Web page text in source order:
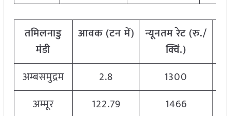
तमिलनाडु
मंडी
आवक(टनमें) न्यूनतमरेट(रु./
क्विं.)
अम्बसमुद्रम 2.8
1300
अम्मूर
122.79
1466